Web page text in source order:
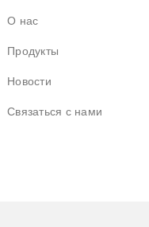
О нас
Продукты
Новости
Связаться с нами